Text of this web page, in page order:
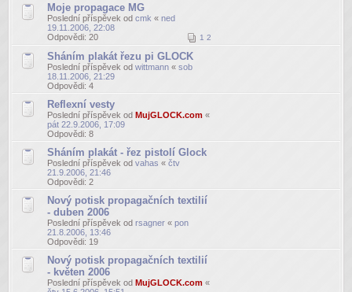
Moje propagace MG
Poslední příspěvek od cmk « ned
19.11.2006, 22:08
Odpovědi: 20 1 2
Sháním plakát řezu pi GLOCK
Poslední příspěvek od wittmann « sob
18.11.2006, 21:29
Odpovědi: 4
Reflexní vesty
Poslední příspěvek od MujGLOCK.com «
pát 22.9.2006, 17:09
Odpovědi: 8
Sháním plakát - řez pistolí Glock
Poslední příspěvek od vahas « čtv
21.9.2006, 21:46
Odpovědi: 2
Nový potisk propagačních textilií
- duben 2006
Poslední příspěvek od rsagner « pon
21.8.2006, 13:46
Odpovědi: 19
Nový potisk propagačních textilií
- květen 2006
Poslední příspěvek od MujGLOCK.com «